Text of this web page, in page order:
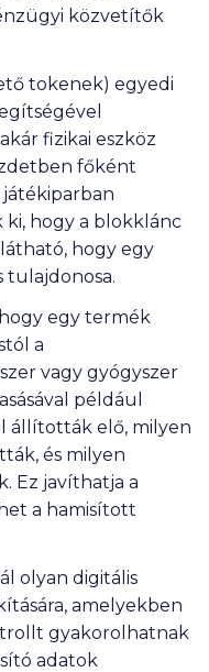
közvetítők
tokenek) egyedi
fizikai eszköz
főként
játékiparban
ki, hogy a blokklánc
hogy egy
tulajdonosa.
egy termék
a
vagy gyógyszer
például
állították elő, milyen
és milyen
Ez javíthatja a
a hamisított
olyan digitális
amelyekben
gyakorolhatnak
adatok